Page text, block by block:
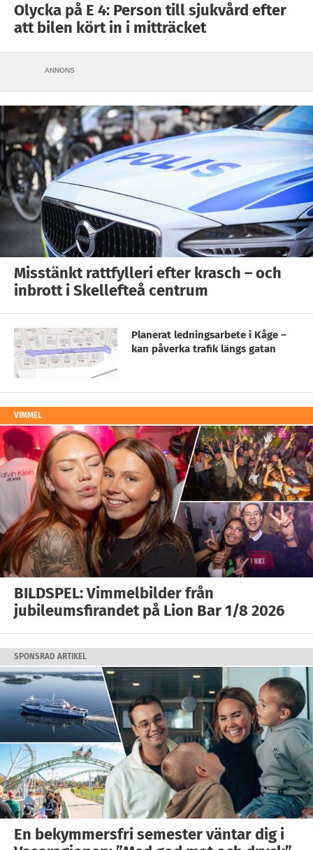
Olycka på E 4: Person till sjukvård efter
att bilen kört in i mitträcket
ANNONS
Misstänkt rattfylleri efter krasch – och
inbrott i Skellefteå centrum
Planerat ledningsarbete i Kåge –
kan påverka trafik längs gatan
VIMMEL
BILDSPEL: Vimmelbilder från
jubileumsfirandet på Lion Bar 1/8 2026
SPONSRAD ARTIKEL
En bekymmersfri semester väntar dig i